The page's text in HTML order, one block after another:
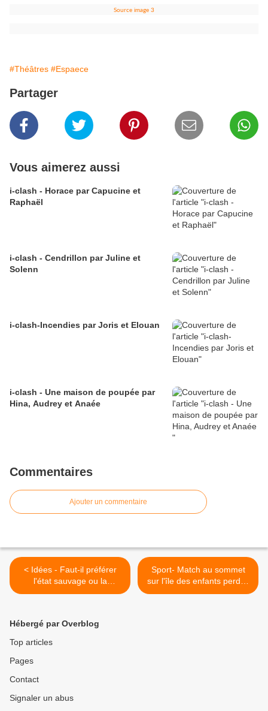
Source image 3
#Théâtres #Espaece
Partager
Vous aimerez aussi
i-clash - Horace par Capucine et
Raphaël
i-clash - Cendrillon par Juline et
Solenn
i-clash-Incendies par Joris et Elouan
i-clash - Une maison de poupée par
Hina, Audrey et Anaée
Commentaires
Ajouter un commentaire
< Idées - Faut-il préférer
l'état sauvage ou la
civilisation ?
Sport- Match au sommet
sur l'île des enfants perdus
>
Hébergé par Overblog
Top articles
Pages
Contact
Signaler un abus